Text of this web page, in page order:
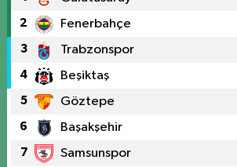
2 Fenerbahçe
3 Trabzonspor
4 Beşiktaş
5 Göztepe
6 Başakşehir
7 Samsunspor